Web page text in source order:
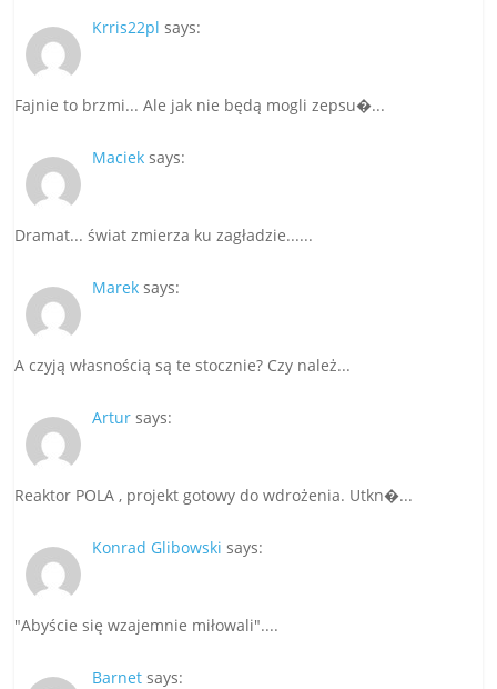
Krris22pl says:
Fajnie to brzmi... Ale jak nie będą mogli zepsu�...
Maciek says:
Dramat... świat zmierza ku zagładzie......
Marek says:
A czyją własnością są te stocznie? Czy należ...
Artur says:
Reaktor POLA , projekt gotowy do wdrożenia. Utkn�...
Konrad Glibowski says:
"Abyście się wzajemnie miłowali"....
Barnet says: